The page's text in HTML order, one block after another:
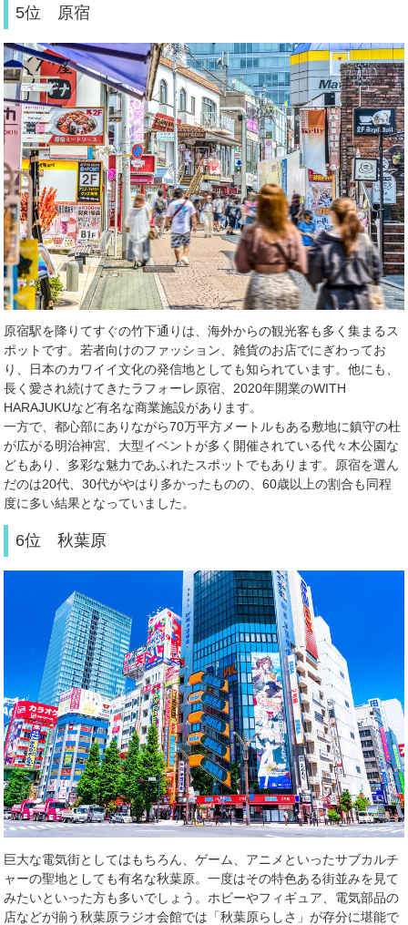
5位 原宿
原宿駅を降りてすぐの竹下通りは、海外からの観光客も多く集まるス
ポットです。若者向けのファッション、雑貨のお店でにぎわってお
り、日本のカワイイ文化の発信地としても知られています。他にも、
長く愛され続けてきたラフォーレ原宿、 2020年開業のWITH
HARAJUKUなど有名な商業施設があります。
一方で、都心部にありながら70万平方メートルもある敷地に鎮守の杜
が広がる明治神宮、大型イベントが多く開催されている代々木公園な
どもあり、多彩な魅力であふれたスポットでもあります。原宿を選ん
だのは20代、30代がやはり多かったものの、60歳以上の割合も同程
度に多い結果となっていました。
6位 秋葉原
巨大な電気街としてはもちろん、ゲーム、アニメといったサブカルチ
ャーの聖地としても有名な秋葉原。一度はその特色ある街並みを見て
みたいといった方も多いでしょう。ホビーやフィギュア、電気部品の
店などが揃う秋葉原ラジオ会館では「秋葉原らしさ」が存分に堪能で